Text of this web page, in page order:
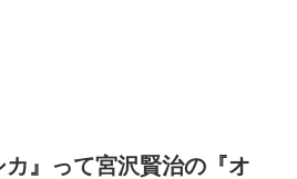
カ』って宮沢賢治の『オ